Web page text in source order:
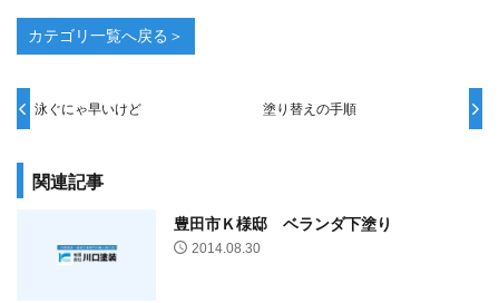
カテゴリ一覧へ戻る＞
泳ぐにゃ早いけど 塗り替えの手順
関連記事
豊田市Ｋ様邸 ベランダ下塗り
2014.08.30